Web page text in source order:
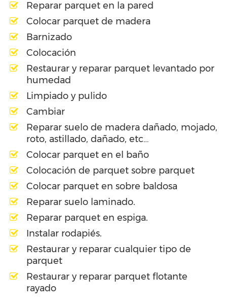
Reparar parquet en la pared
Colocar parquet de madera
Barnizado
Colocación
Restaurar y reparar parquet levantado por
humedad
Limpiado y pulido
Cambiar
Reparar suelo de madera dañado, mojado,
roto, astillado, dañado, etc…
Colocar parquet en el baño
Colocación de parquet sobre parquet
Colocar parquet en sobre baldosa
Reparar suelo laminado.
Reparar parquet en espiga.
Instalar rodapiés.
Restaurar y reparar cualquier tipo de
parquet
Restaurar y reparar parquet flotante
rayado